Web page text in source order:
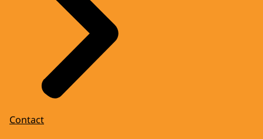
Contact